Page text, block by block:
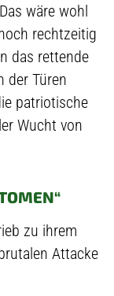
wäre wohl
rechtzeitig
das rettende
der Türen
patriotische
Wucht von
zu ihrem
Attacke